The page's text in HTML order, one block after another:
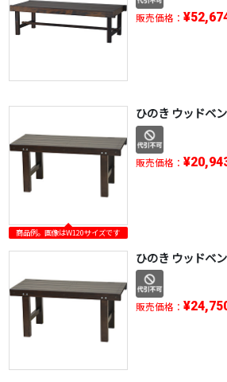
販売価格：
商品例。画像はW120サイズです
ひのき ウッドベ
販売価格：
ひのき ウッドベ
販売価格：